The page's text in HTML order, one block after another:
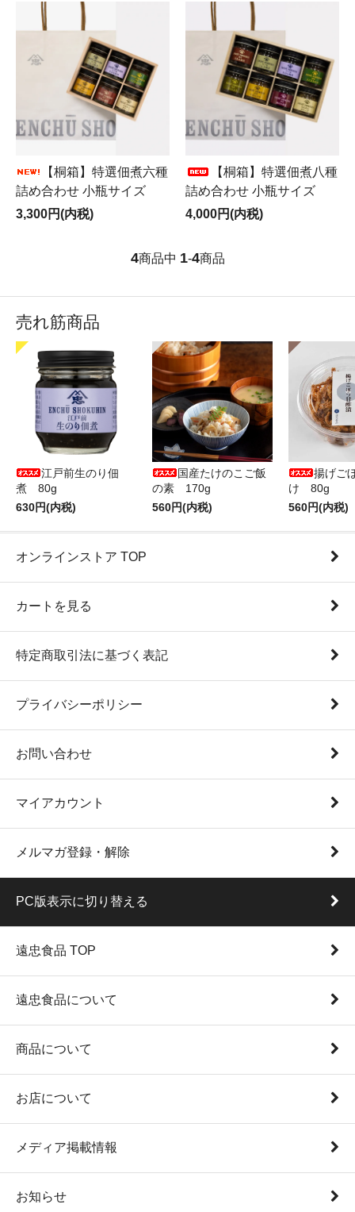
【桐箱】特選佃煮六種
詰め合わせ 小瓶サイズ
3,300円(内税)
【桐箱】特選佃煮八種
詰め合わせ 小瓶サイズ
4,000円(内税)
4商品中 1-4商品
売れ筋商品
江戸前生のり佃
煮 80g
630円(内税)
国産たけのこご飯
の素 170g
560円(内税)
揚げご
け 80g
560円(内税)
オンラインストア TOP
カートを見る
特定商取引法に基づく表記
プライバシーポリシー
お問い合わせ
マイアカウント
メルマガ登録・解除
PC版表示に切り替える
遠忠食品 TOP
遠忠食品について
商品について
お店について
メディア掲載情報
お知らせ